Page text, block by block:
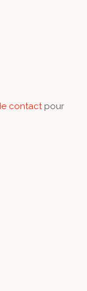
contactpour